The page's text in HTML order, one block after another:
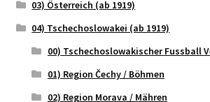
03) Österreich (ab 1919)
04) Tschechoslowakei (ab 1919)
00) Tschechoslowakischer Fussball
01) Region Čechy / Böhmen
02) Region Morava / Mähren